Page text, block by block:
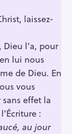
laissez-
l’a, pour
lui nous
de Dieu. En
vous
effet la
:
au jour